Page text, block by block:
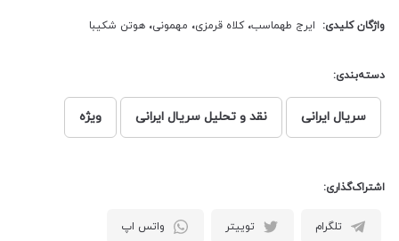
واژگان کلیدی: ایرج طهماسب، کلاه قرمزی، مهمونی، هوتن شکیبا
دسته‌بندی:
سریال ایرانی نقد و تحلیل سریال ایرانی ویژه
اشتراک‌گذاری:
تلگرام توییتر واتس اپ